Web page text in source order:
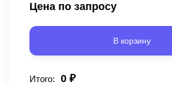
Цена по запросу
В корзину
Итого: 0 ₽